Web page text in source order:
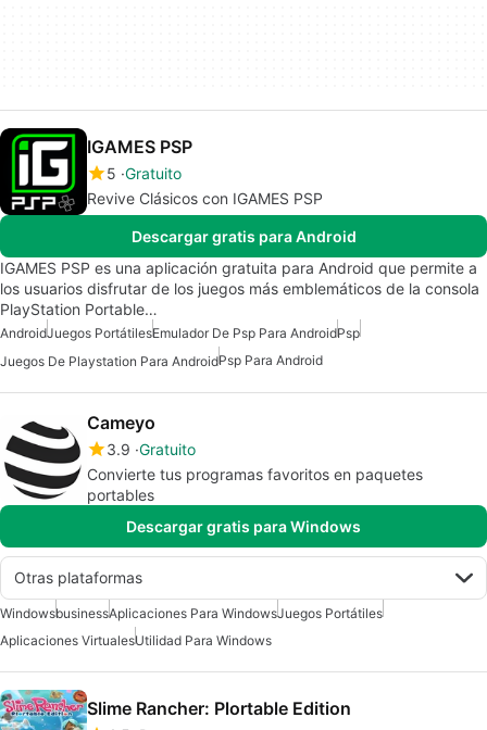
IGAMES PSP
5 Gratuito
Revive Clásicos con IGAMES PSP
Descargar gratis para Android
IGAMES PSP es una aplicación gratuita para Android que permite a
los usuarios disfrutar de los juegos más emblemáticos de la consola
PlayStation Portable…
AndroidJuegos PortátilesEmulador De Psp Para AndroidPsp
Juegos De Playstation Para AndroidPsp Para Android
Cameyo
3.9 Gratuito
Convierte tus programas favoritos en paquetes
portables
Descargar gratis para Windows
Otras plataformas
WindowsbusinessAplicaciones Para WindowsJuegos Portátiles
Aplicaciones VirtualesUtilidad Para Windows
Slime Rancher: Plortable Edition